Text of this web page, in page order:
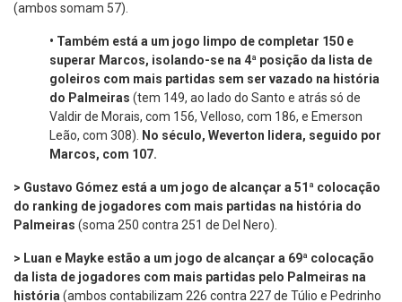
(ambos somam 57).
• Também está a um jogo limpo de completar 150 e
superar Marcos, isolando-se na 4ª posição da lista de
goleiros com mais partidas sem ser vazado na história
do Palmeiras (tem 149, ao lado do Santo e atrás só de
Valdir de Morais, com 156, Velloso, com 186, e Emerson
Leão, com 308).
No século, Weverton lidera, seguido por
Marcos, com 107.
> Gustavo Gómez está a um jogo de alcançar a 51ª colocação
do ranking de jogadores com mais partidas na história do
Palmeiras (soma 250 contra 251 de Del Nero).
> Luan e Mayke estão a um jogo de alcançar a 69ª colocação
da lista de jogadores com mais partidas pelo Palmeiras na
história (ambos contabilizam 226 contra 227 de Túlio e Pedrinho